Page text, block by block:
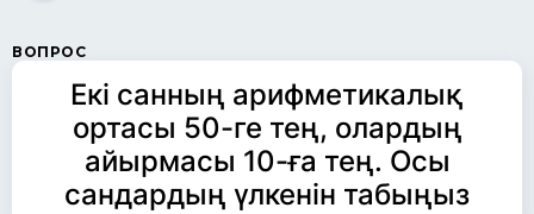
ВОПРОС
Екі санның арифметикалық
ортасы 50-ге тең, олардың
айырмасы 10-ға тең. Осы
сандардың үлкенін табыңыз